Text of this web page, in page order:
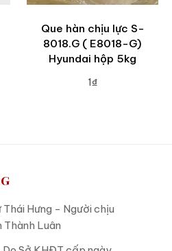
Que hàn chịu lực S-
8018.G ( E8018-G)
Hyundai hộp 5kg
1₫
Hưng - Người chịu
Thành Luân